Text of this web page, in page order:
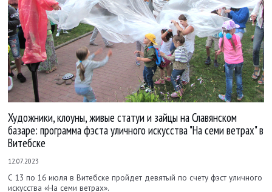
Художники, клоуны, живые статуи и зайцы на Славянском
базаре: программа фэста уличного искусства "На семи ветрах" в
Витебске
12.07.2023
С 13 по 16 июля в Витебске пройдет девятый по счету фэст уличного
искусства «На семи ветрах».